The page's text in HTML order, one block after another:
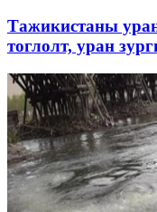
Тажикистаны
тоглолт, уран